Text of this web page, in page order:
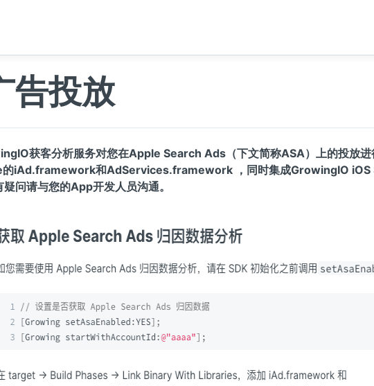
告投放
获客分析服务对您在Apple Search Ads（下文简称ASA）上的投放
的iAd.framework和AdServices.framework ，同时集成GrowingIO iOS
问请与您的App开发人员沟通。